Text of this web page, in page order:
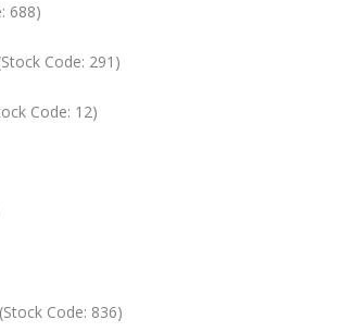
688)
Code: 291)
Code: 12)
Code: 836)